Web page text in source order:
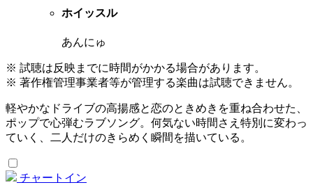
ホイッスル
あんにゅ
※ 試聴は反映までに時間がかかる場合があります。
※ 著作権管理事業者等が管理する楽曲は試聴できません。
軽やかなドライブの高揚感と恋のときめきを重ね合わせた、
ポップで心弾むラブソング。何気ない時間さえ特別に変わっ
ていく、二人だけのきらめく瞬間を描いている。
チャートイン